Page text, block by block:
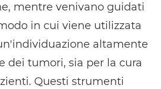
mentre venivano guidati
in cui viene utilizzata
altamente
dei tumori, sia per la cura
Questi strumenti